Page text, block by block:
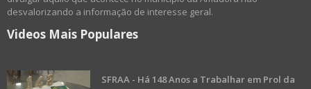
desvalorizando a informação de interesse geral.
Videos Mais Populares
SFRAA - Há 148 Anos a Trabalhar em Prol da